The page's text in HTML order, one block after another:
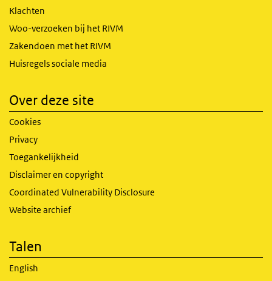
Klachten
Woo-verzoeken bij het RIVM
Zakendoen met het RIVM
Huisregels sociale media
Over deze site
Cookies
Privacy
Toegankelijkheid
Disclaimer en copyright
Coordinated Vulnerability Disclosure
Website archief
Talen
English